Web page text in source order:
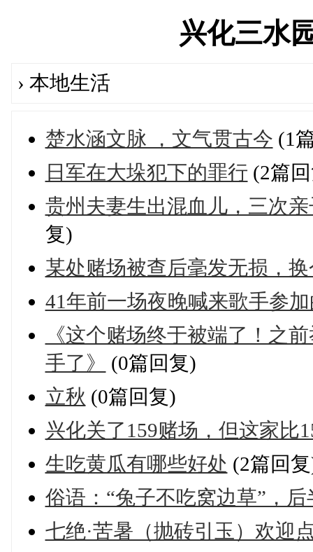
兴化三水
› 本地生活
楚水涵文脉 ，文气贯古今 (1
日军在大垛犯下的罪行 (2篇
贵州夫妻生出混血儿，三次
复)
某处赌场被查后毫发无损，
41年前一场夜晚喊来歌手参
《这个赌场终于被端了！之
手了》
(0篇回复)
立秋 (0篇回复)
兴化关了159赌场，但这家比
生吃黄瓜有哪些好处 (2篇回
俗语：“兔子不吃窝边草”，
七绝·苦暑（抛砖引玉）欢迎